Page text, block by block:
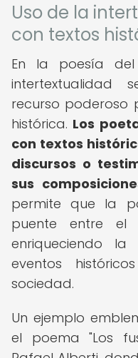
Uso de la
con textos
En la poesía
intertextualidad
recurso poderoso
histórica. Los
con textos
discursos o
sus
permite que la
puente entre el
enriqueciendo la
eventos
sociedad.
Un ejemplo
el poema "Los